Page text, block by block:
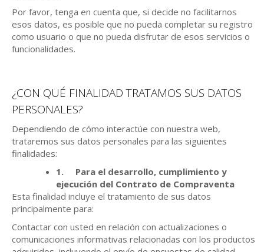
Por favor, tenga en cuenta que, si decide no facilitarnos
esos datos, es posible que no pueda completar su registro
como usuario o que no pueda disfrutar de esos servicios o
funcionalidades.
¿CON QUÉ FINALIDAD TRATAMOS SUS DATOS
PERSONALES?
Dependiendo de cómo interactúe con nuestra web,
trataremos sus datos personales para las siguientes
finalidades:
1. Para el desarrollo, cumplimiento y
ejecución del Contrato de Compraventa
Esta finalidad incluye el tratamiento de sus datos
principalmente para:
Contactar con usted en relación con actualizaciones o
comunicaciones informativas relacionadas con los productos